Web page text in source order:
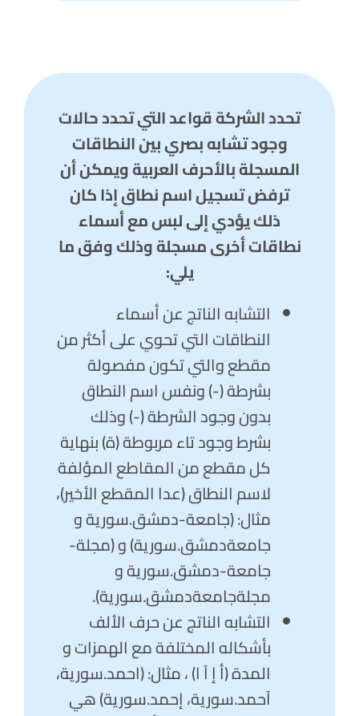
تحدد الشركة قواعد التي تحدد حالات
وجود تشابه بصري بين النطاقات
المسجلة بالأحرف العربيةويمكن أن
ترفض تسجيل اسم نطاق إذا كان
ذلك يؤدي إلى لبس مع أسماء
نطاقات أخرى مسجلة وذلك وفق ما
يلي:
التشابه الناتج عن أسماء
النطاقات التي تحوي على أكثر من
مقطع والتي تكون مفصولة
بشرطة (-) ونفس اسم النطاق
بدون وجود الشرطة (-) وذلك
بشرط وجود تاء مربوطة (ة) بنهاية
كل مقطع من المقاطع المؤلفة
لاسم النطاق (عدا المقطع الأخير)،
مثال: (جامعة-دمشق.سورية و
جامعةدمشق.سورية) و (مجلة-
جامعة-دمشق.سورية و
مجلةجامعةدمشق.سورية).
التشابه الناتج عن حرف الألف
بأشكاله المختلفة مع الهمزات و
المدة (أ إ آ ا) ، مثال: (احمد.سورية،
آحمد.سورية، إحمد.سورية) هي